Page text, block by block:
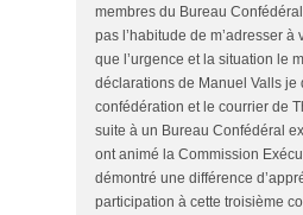
membres du Bureau
pas l’habitude de m’adresser
que l’urgence et la situation le
déclarations de Manuel Valls
confédération et le courrier de
suite à un Bureau Confédéral
ont animé la Commission
démontré une différence
participation à cette troisième